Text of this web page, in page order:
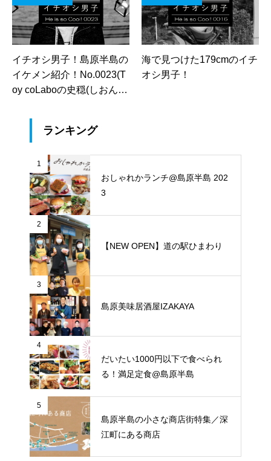
イチオシ男子！島原半島の
イケメン紹介！No.0023(T
oy coLaboの史穏(しおん)
海で見つけた179cmのイチ
オシ男子！
ランキング
1
おしゃれかランチ@島原半島 202
3
2
【NEW OPEN】道の駅ひまわり
3
島原美味居酒屋IZAKAYA
4
だいたい1000円以下で食べられ
る！満足定食@島原半島
5
島原半島の小さな商店街特集／深
江町にある商店